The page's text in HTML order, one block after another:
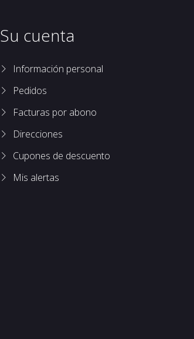
Su cuenta
Información personal
Pedidos
Facturas por abono
Direcciones
Cupones de descuento
Mis alertas